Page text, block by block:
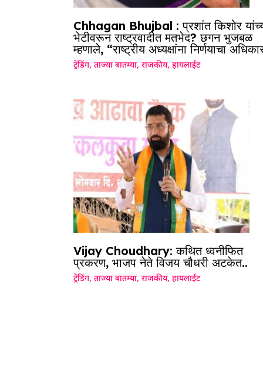
Chhagan Bhujbal : प्रशांत किशोर
भेटीवरून राष्ट्रवादीत मतभेद? छगन भुजबळ
म्हणाले, “राष्ट्रीय अध्यक्षांना निर्णयाचा
ट्रेंडिंग, ताज्या बातम्या, राजकीय, हायलाईट
Vijay Choudhary: कथित ध्वनीफित
प्रकरण, भाजप नेते विजय चौधरी अटकेत..
ट्रेंडिंग, ताज्या बातम्या, राजकीय, हायलाईट